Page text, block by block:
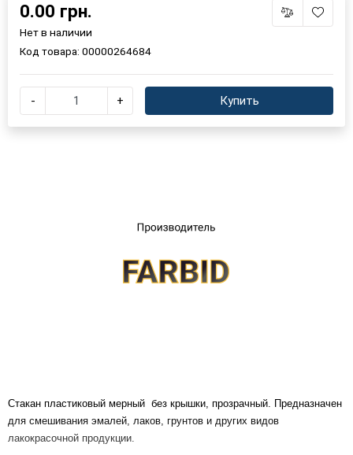
Стакан пластиковый мерный без крышки, прозрачный. Предназначен
для смешивания эмалей, лаков, грунтов и других видов
лакокрасочной продукции.
0.00 грн.
Нет в наличии
Код товара: 00000264684
- + Купить